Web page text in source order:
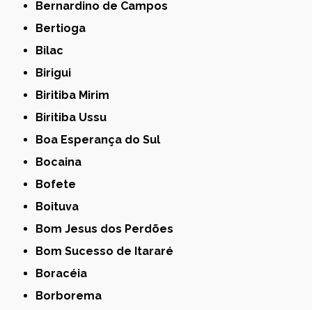
Bernardino de Campos
Bertioga
Bilac
Birigui
Biritiba Mirim
Biritiba Ussu
Boa Esperança do Sul
Bocaina
Bofete
Boituva
Bom Jesus dos Perdões
Bom Sucesso de Itararé
Boracéia
Borborema